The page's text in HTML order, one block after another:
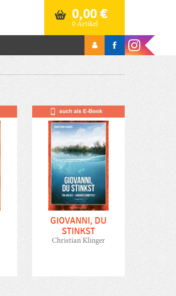
0,00€
0 Artikel
GIOVANNI, DU
STINKST
Christian Klinger